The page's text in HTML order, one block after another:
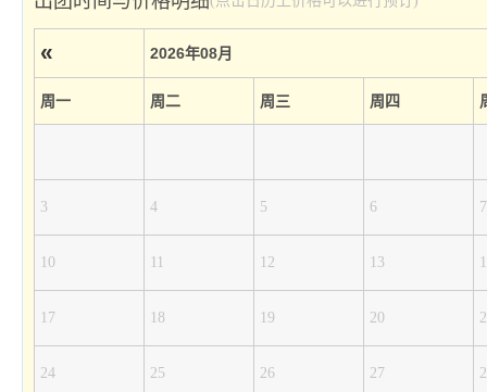
« 2026年08月
周一 周二 周三 周四
3 4 5 6 7
10 11 12 13
17 18 19 20
24 25 26 27